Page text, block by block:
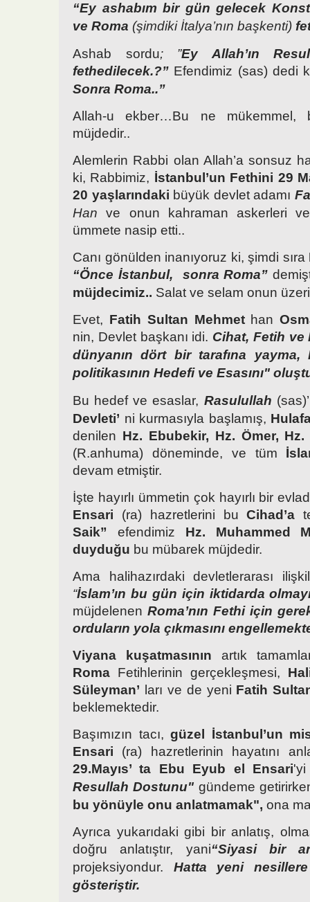
“Ey ashabım bir gün gelecek
ve Roma (şimdiki İtalya’nın başkenti)
Ashab sordu; ”Ey Allah’ın
fethedilecek.?” Efendimiz (sas) dedi
Sonra Roma..”
Allah-u ekber…Bu ne
müjdedir..
Alemlerin Rabbi olan Allah’a sonsuz
ki, Rabbimiz, İstanbul’un Fethini 29
20 yaşlarındaki büyük devlet adamı
Han ve onun kahraman askerleri
ümmete nasip etti..
Canı gönülden inanıyoruz ki, şimdi sıra
“Önce İstanbul, sonra Roma”
müjdecimiz.. Salat ve selam onun
Evet, Fatih Sultan Mehmet han
nin, Devlet başkanı idi. Cihat, Fetih ve
dünyanın dört bir tarafına yayma,
politikasının Hedefi ve Esasını"
Bu hedef ve esaslar, Rasulullah
Devleti’ ni kurmasıyla başlamış,
denilen Hz. Ebubekir, Hz. Ömer, Hz.
(R.anhuma) döneminde, ve tüm
devam etmiştir.
İşte hayırlı ümmetin çok hayırlı bir
Ensari (ra) hazretlerini buCihad’a
Saik” efendimiz Hz. Muhammed
duyduğu bu mübarek müjdedir.
Ama halihazırdaki devletlerarası
“İslam’ın bu gün için iktidarda
müjdelenen Roma’nın Fethi için
orduların yola çıkmasını
Viyana
kuşatmasının artık
Roma Fetihlerinin gerçekleşmesi,
Süleyman’ ları ve de yeni Fatih
beklemektedir.
Başımızın tacı,güzel İstanbul’un
Ensari (ra) hazretlerinin hayatını
29.Mayıs’ ta
Ebu Eyub el Ensari
Resullah Dostunu" gündeme
bu yönüyle onu anlatmamak", ona
Ayrıca yukarıdaki gibi bir anlatış,
doğru anlatıştır, yani“Siyasi bir
projeksiyondur. Hatta yeni
gösteriştir.